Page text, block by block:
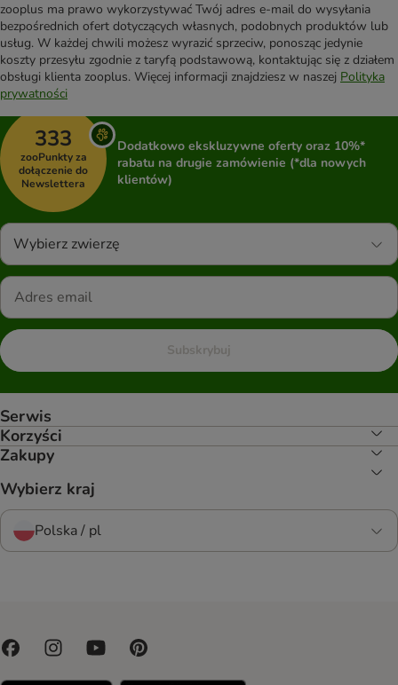
zooplus ma prawo wykorzystywać Twój adres e-mail do wysyłania
bezpośrednich ofert dotyczących własnych, podobnych produktów lub
usług. W każdej chwili możesz wyrazić sprzeciw, ponosząc jedynie
koszty przesyłu zgodnie z taryfą podstawową, kontaktując się z działem
obsługi klienta zooplus. Więcej informacji znajdziesz w naszej Polityka
prywatności
333
zooPunkty za
dołączenie do
Newslettera
Dodatkowo ekskluzywne oferty oraz 10%*
rabatu na drugie zamówienie (*dla nowych
klientów)
Wybierz zwierzę
Subskrybuj
Serwis
Korzyści
Zakupy
Wybierz kraj
Polska / pl